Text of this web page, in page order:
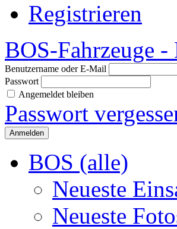
Registrieren
BOS-Fahrzeuge
Benutzername oder E-Mail
Passwort
Angemeldet bleiben
Passwort
BOS (alle)
Neueste
Neueste